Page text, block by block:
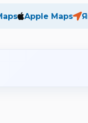
Apple Maps